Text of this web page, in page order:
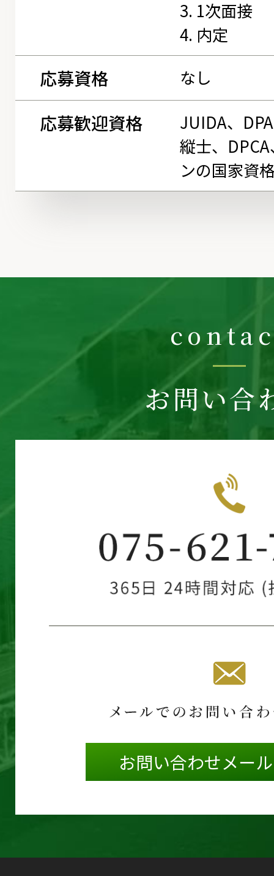
3. 1次面接
4. 内定
応募資格 なし
応募歓迎資格
JUIDA、
縦士、
ンの国家資
お問い合
お問い合わせメー